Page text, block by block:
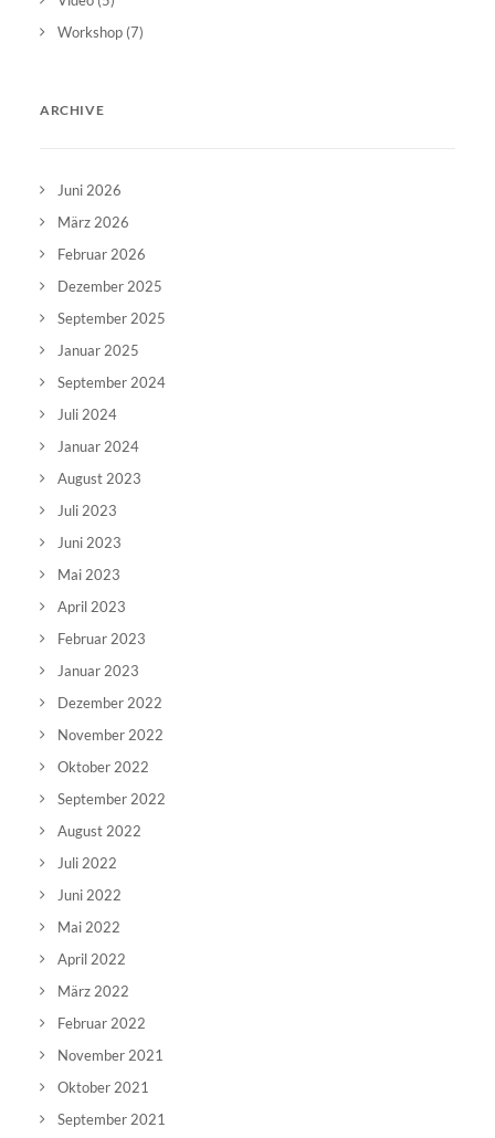
Workshop (7)
ARCHIVE
Juni 2026
März 2026
Februar 2026
Dezember 2025
September 2025
Januar 2025
September 2024
Juli 2024
Januar 2024
August 2023
Juli 2023
Juni 2023
Mai 2023
April 2023
Februar 2023
Januar 2023
Dezember 2022
November 2022
Oktober 2022
September 2022
August 2022
Juli 2022
Juni 2022
Mai 2022
April 2022
März 2022
Februar 2022
November 2021
Oktober 2021
September 2021